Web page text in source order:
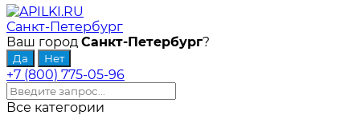
Санкт-Петербург
Ваш город Санкт-Петербург?
+7 (800) 775-05-96
Все категории